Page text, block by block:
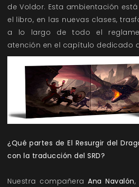
de Voldor. Esta ambientación
el libro, en las nuevas clases,
a lo largo de todo el
atención en el capítulo dedicado
¿Qué partes deEl Resurgir del
con la traducción del SRD?
Nuestra compañera Ana Navalón,